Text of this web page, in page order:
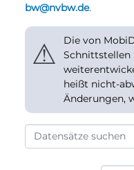
bw@nvbw.de.
⚠
Die von
Schnittstellen
heißt nicht-
Änderungen,